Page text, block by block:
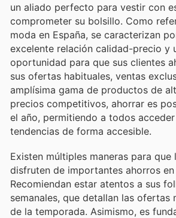
un aliado perfecto para vestir con
comprometer su bolsillo. Como
moda en España, se caracterizan
excelente relación calidad-precio y
oportunidad para que sus clientes
sus ofertas habituales, ventas
amplísima gama de productos de
precios competitivos, ahorrar es
el año, permitiendo a todos
tendencias de forma accesible.
Existen múltiples maneras para
disfruten de importantes ahorros
Recomiendan estar atentos a sus
semanales, que detallan las ofertas
de la temporada. Asimismo, es